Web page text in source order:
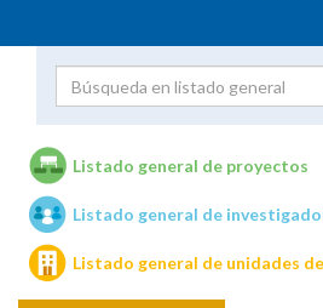
Unidades de investigación
Listado general de proyectos
Listado general de
Listado general de unidades